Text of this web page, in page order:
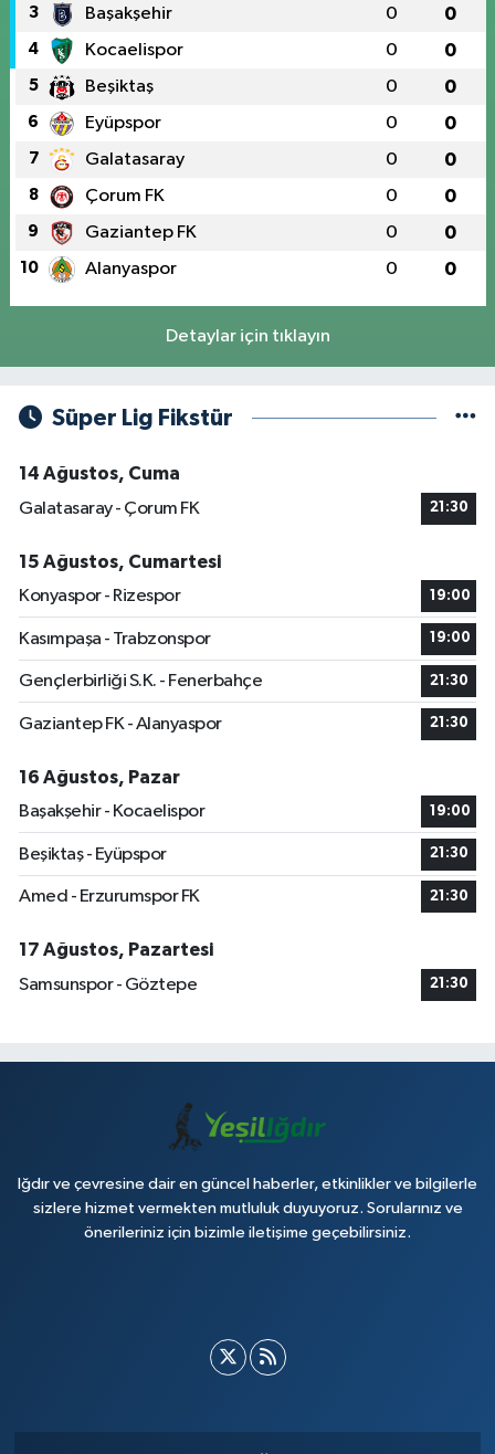
3 Başakşehir 0 0
4 Kocaelispor 0 0
5 Beşiktaş 0 0
6 Eyüpspor 0 0
7 Galatasaray 0 0
8 Çorum FK 0 0
9 Gaziantep FK 0 0
10 Alanyaspor 0 0
Detaylar için tıklayın
Süper Lig Fikstür
14 Ağustos, Cuma
Galatasaray - Çorum FK
21:30
15 Ağustos, Cumartesi
Konyaspor - Rizespor
19:00
Kasımpaşa - Trabzonspor 19:00
Gençlerbirliği S.K. - Fenerbahçe 21:30
Gaziantep FK - Alanyaspor 21:30
16 Ağustos, Pazar
Başakşehir - Kocaelispor
19:00
Beşiktaş - Eyüpspor 21:30
Amed - Erzurumspor FK 21:30
17 Ağustos, Pazartesi
Samsunspor - Göztepe
21:30
Iğdır ve çevresine dair en güncel haberler, etkinlikler ve bilgilerle
sizlere hizmet vermekten mutluluk duyuyoruz. Sorularınız ve
önerileriniz için bizimle iletişime geçebilirsiniz.